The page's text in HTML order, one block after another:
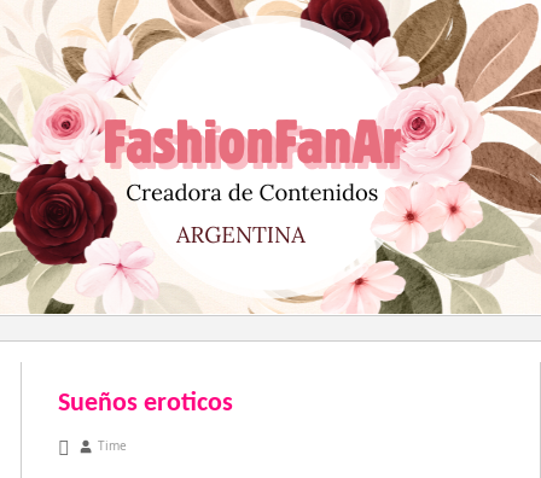
al
contenido
Sueños eroticos
marzo 16, 2011
Time